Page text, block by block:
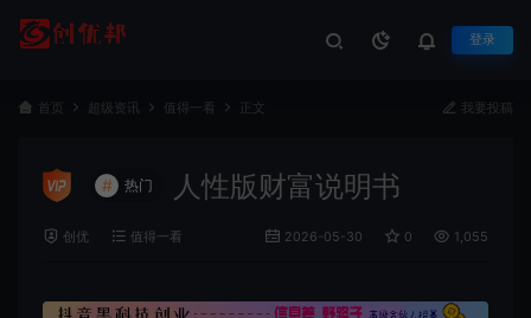
登录
首页 超级资讯 值得一看 正文 我要投稿
# 热门 人性版财富说明书
创优 值得一看 2026-05-30 0 1,055